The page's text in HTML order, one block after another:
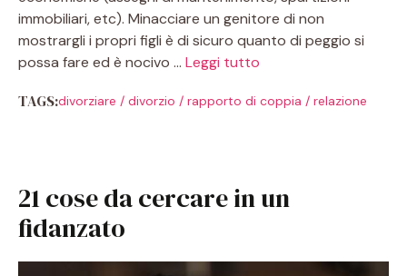
immobiliari, etc). Minacciare un genitore di non
mostrargli i propri figli è di sicuro quanto di peggio si
possa fare ed è nocivo … Leggi tutto
TAGS:divorziare / divorzio / rapporto di coppia / relazione
21 cose da cercare in un
fidanzato